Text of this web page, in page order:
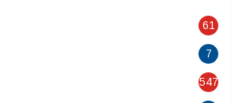
61
7
547